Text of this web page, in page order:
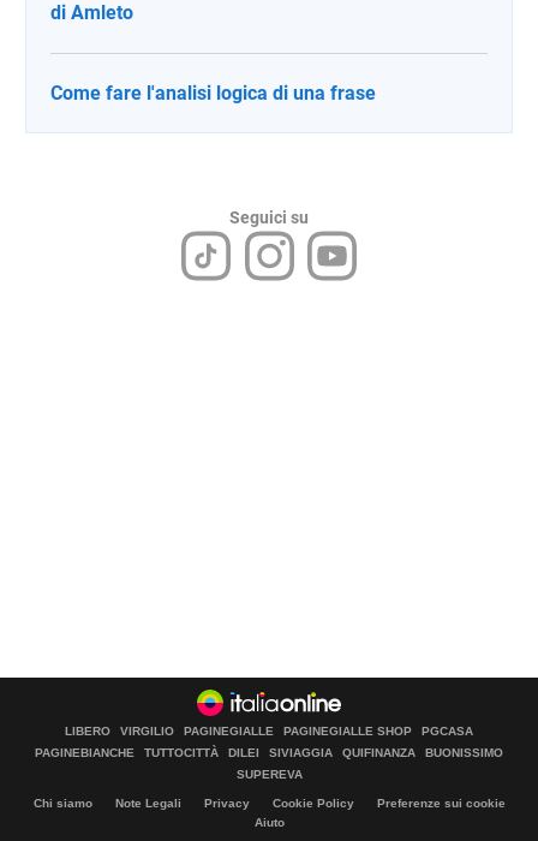
di Amleto
Come fare l'analisi logica di una frase
Seguici su
LIBERO VIRGILIO PAGINEGIALLE PAGINEGIALLE SHOP
PGCASA
PAGINEBIANCHE
TUTTOCITTÀ DILEI SIVIAGGIA QUIFINANZA
BUONISSIMO
SUPEREVA
Chi siamo Note Legali Privacy Cookie Policy
Preferenze sui cookie
Aiuto